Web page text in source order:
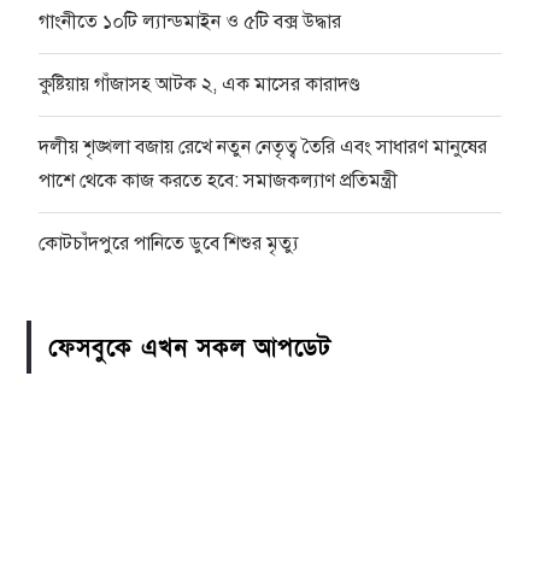
গাংনীতে ১০টি ল্যান্ডমাইন ও ৫টি বক্স উদ্ধার
কুষ্টিয়ায় গাঁজাসহ আটক ২, এক মাসের কারাদণ্ড
দলীয় শৃঙ্খলা বজায় রেখে নতুন নেতৃত্ব তৈরি এবং সাধারণ মানুষের
পাশে থেকে কাজ করতে হবে: সমাজকল্যাণ প্রতিমন্ত্রী
কোটচাঁদপুরে পানিতে ডুবে শিশুর মৃত্যু
ফেসবুকে এখন সকল আপডেট